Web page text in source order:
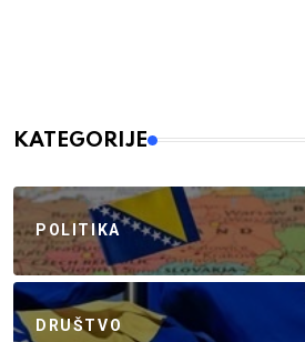
KATEGORIJE
POLITIKA
DRUŠTVO